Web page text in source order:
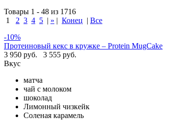
Товары 1 - 48 из 1716
1
2 3 4 5 | » | Конец | Все
-10%
Протеиновый кекс в кружке – Protein MugCake
3 950 руб.
3 555 руб.
Вкус
матча
чай с молоком
шоколад
Лимонный чизкейк
Соленая карамель